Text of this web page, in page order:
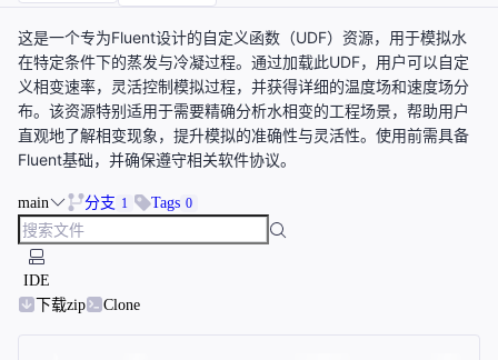
这是一个专为Fluent设计的自定义函数（UDF）资源，用于模拟水
在特定条件下的蒸发与冷凝过程。通过加载此UDF，用户可以自定
义相变速率，灵活控制模拟过程，并获得详细的温度场和速度场分
布。该资源特别适用于需要精确分析水相变的工程场景，帮助用户
直观地了解相变现象，提升模拟的准确性与灵活性。使用前需具备
Fluent基础，并确保遵守相关软件协议。
main 分支 1 Tags 0
IDE
下载zip
Clone